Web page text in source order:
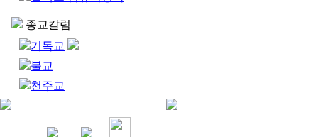
종교칼럼
기독교
불교
천주교